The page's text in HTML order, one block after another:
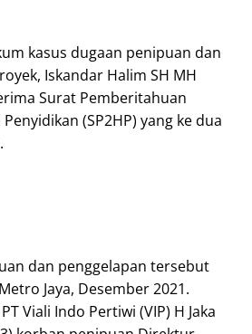
kasus dugaan penipuan dan
Iskandar Halim SH MH
Surat Pemberitahuan
(SP2HP) yang ke dua
dan penggelapan tersebut
Jaya, Desember 2021.
Viali Indo Pertiwi (VIP) H Jaka